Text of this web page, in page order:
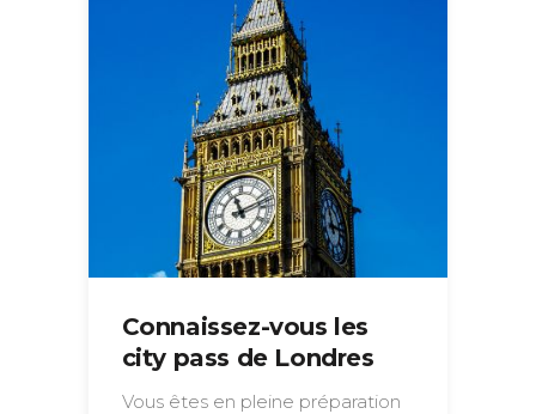
Connaissez-vous les
city pass de Londres
Vous êtes en pleine préparation